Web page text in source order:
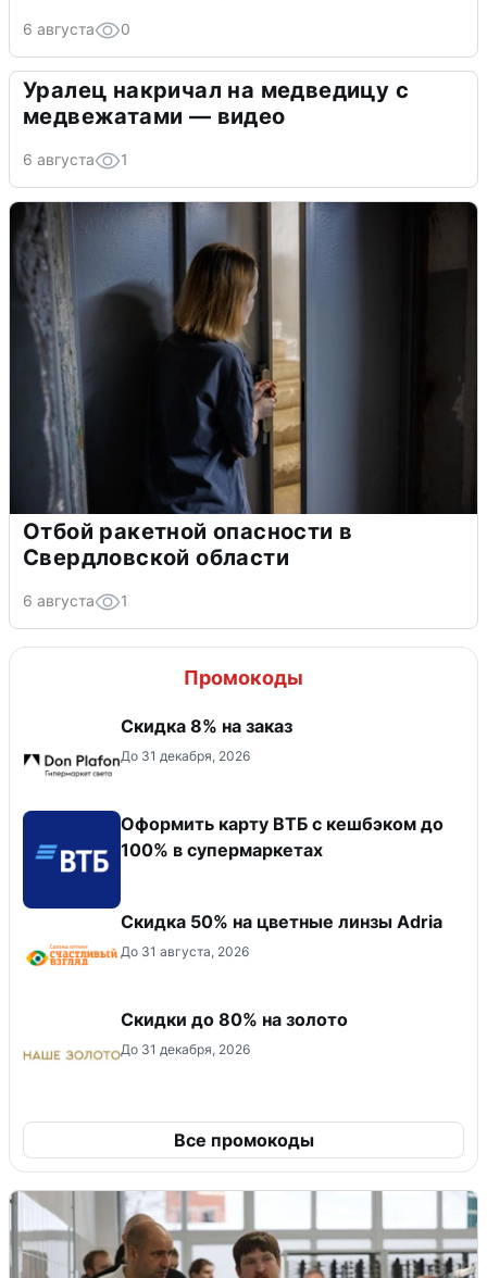
6 августа 0
Уралец накричал на медведицу с
медвежатами — видео
6 августа 1
Отбой ракетной опасности в
Свердловской области
6 августа 1
Промокоды
Скидка 8% на заказ
До 31 декабря, 2026
Оформить карту ВТБ с кешбэком до
100% в супермаркетах
Скидка 50% на цветные линзы Adria
До 31 августа, 2026
Скидки до 80% на золото
До 31 декабря, 2026
Все промокоды